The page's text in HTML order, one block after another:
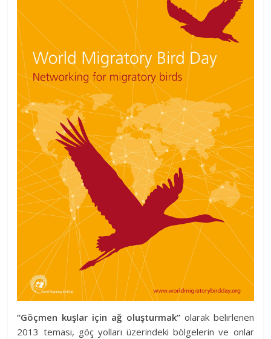
“Göçmen kuşlar için ağ oluşturmak”olarak belirlenen
2013 teması, göç yolları üzerindeki bölgelerin ve onlar